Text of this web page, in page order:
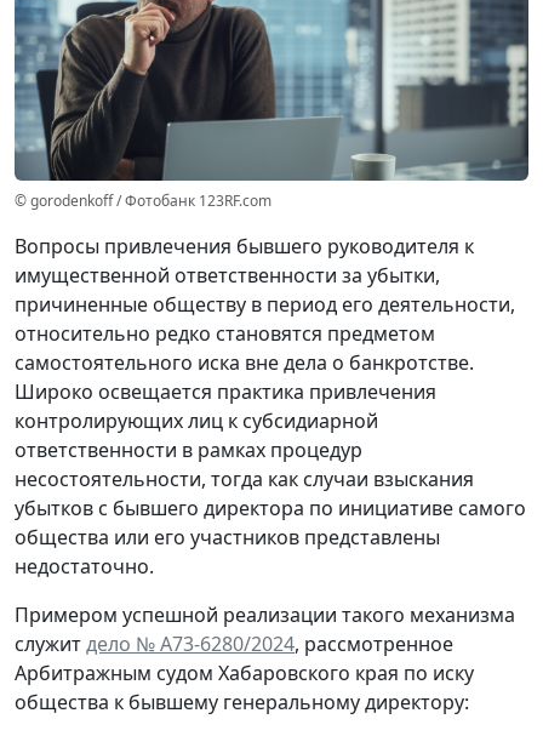
© gorodenkoff / Фотобанк 123RF.com
Вопросы привлечения бывшего руководителя к
имущественной ответственности за убытки,
причиненные обществу в период его деятельности,
относительно редко становятся предметом
самостоятельного иска вне дела о банкротстве.
Широко освещается практика привлечения
контролирующих лиц к субсидиарной
ответственности в рамках процедур
несостоятельности, тогда как случаи взыскания
убытков с бывшего директора по инициативе самого
общества или его участников представлены
недостаточно.
Примером успешной реализации такого механизма
служитдело № А73-6280/2024, рассмотренное
Арбитражным судом Хабаровского края по иску
общества к бывшему генеральному директору: